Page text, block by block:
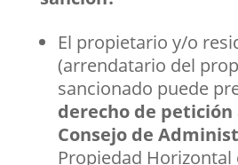
El propietario y/o
(arrendatario del
sancionado puede
derecho de petición
Consejo de
Propiedad Horizontal